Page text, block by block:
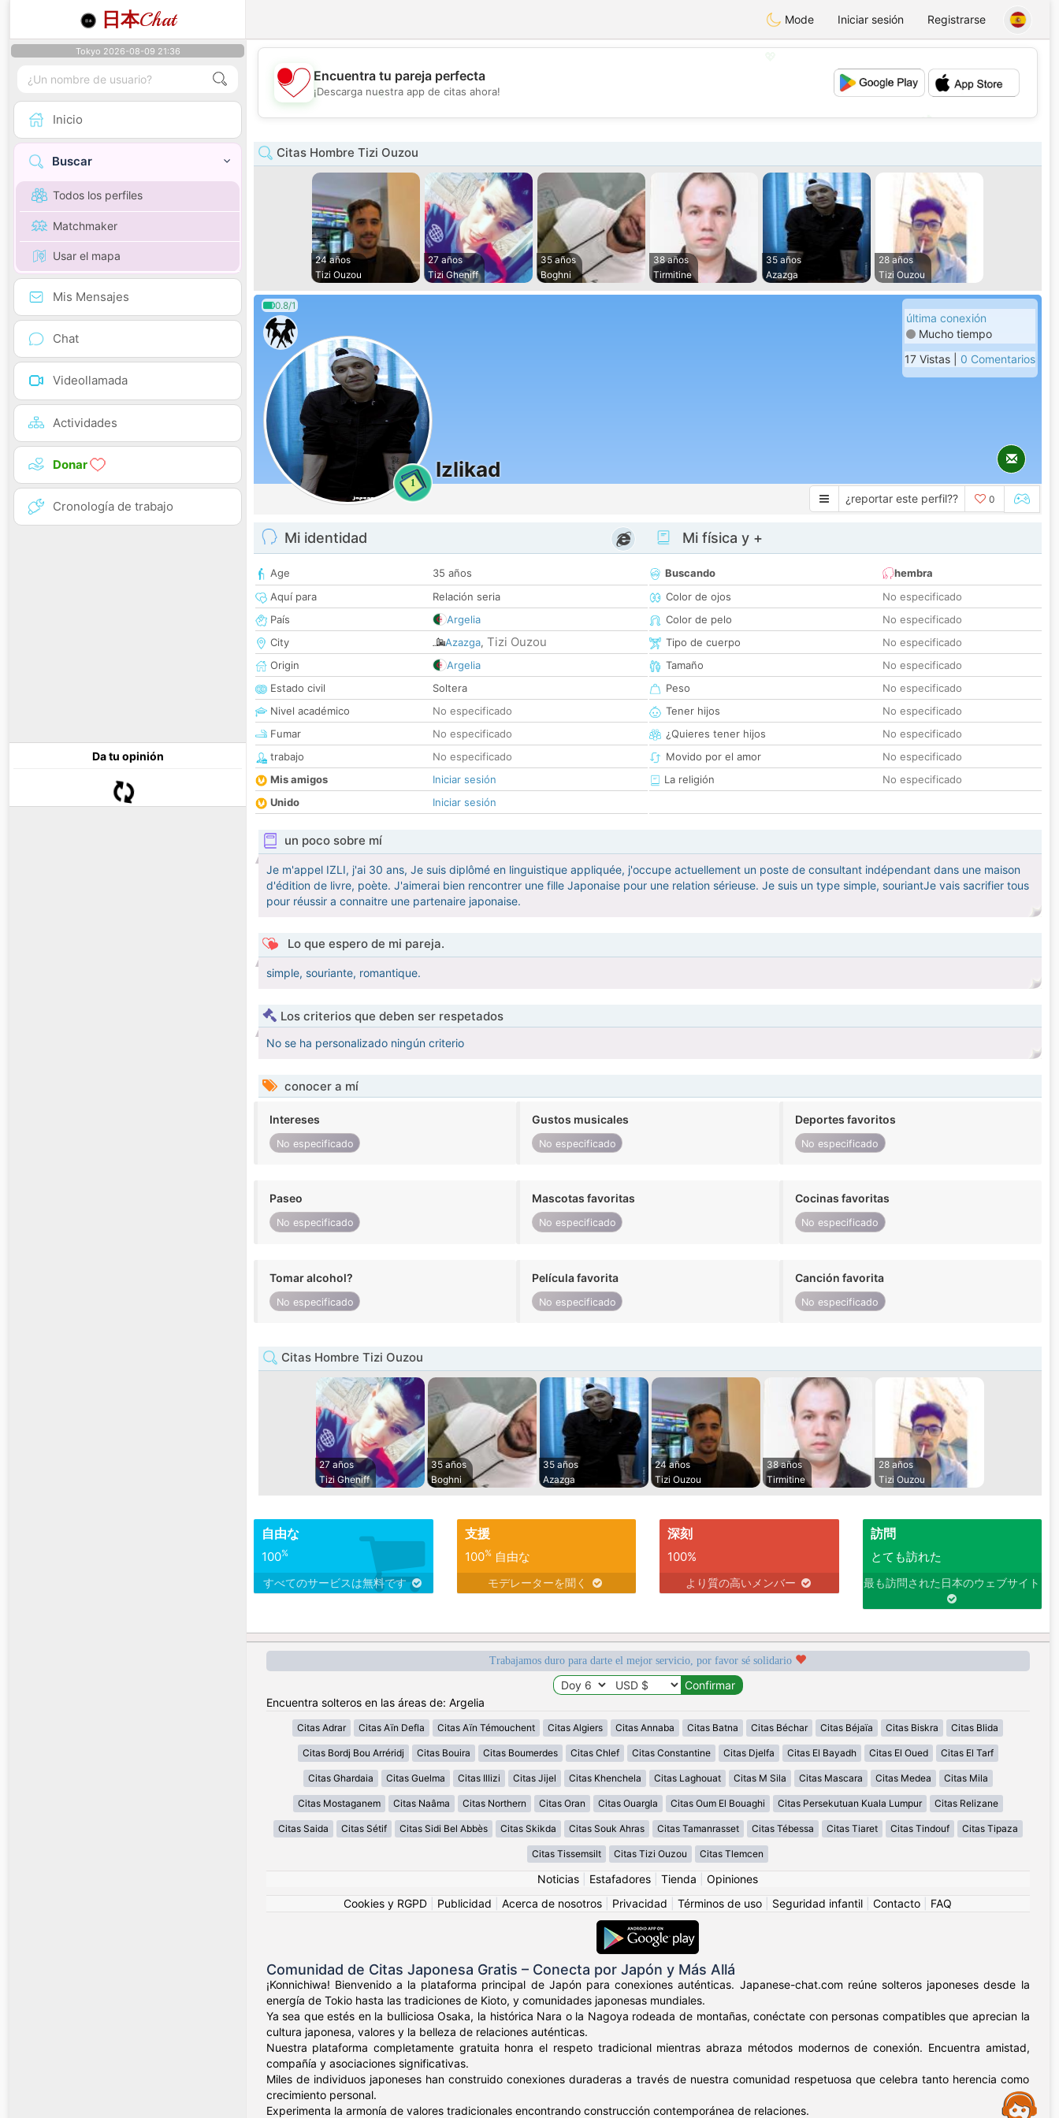
日本Chat Mode Iniciar sesión Registrarse
Tokyo 2026-08-09 21:36
Inicio
Buscar
Todos los perfiles
Matchmaker
Usar el mapa
Mis Mensajes
Chat
Videollamada
Actividades
Donar
Cronología de trabajo
Da tu opinión
💕
Encuentra tu pareja perfecta
¡Descarga nuestra app de citas ahora!
Citas Hombre Tizi Ouzou
24 años
Tizi Ouzou
27 años
Tizi Gheniff
35 años
Boghni
38 años
Tirmitine
35 años
Azazga
28 años
Tizi Ouzou
0.8/1
1
Izlikad
última conexión
Mucho tiempo
17 Vistas | 0 Comentarios
¿reportar este perfil?? 0
Mi identidad
Age
35 años
Aquí para
Relación seria
País
Argelia
City
Azazga, Tizi Ouzou
Origin
Argelia
Estado civil
Soltera
Nivel académico
No especificado
Fumar
No especificado
trabajo
No especificado
Mis amigos
Iniciar sesión
Unido
Iniciar sesión
Mi física y +
Buscando
hembra
Color de ojos
No especificado
Color de pelo
No especificado
Tipo de cuerpo
No especificado
Tamaño
No especificado
Peso
No especificado
Tener hijos
No especificado
¿Quieres tener hijos
No especificado
Movido por el amor
No especificado
La religión
No especificado
un poco sobre mí
Je m'appel IZLI, j'ai 30 ans, Je suis diplômé en linguistique appliquée, j'occupe actuellement un poste de consultant indépendant dans une maison
d'édition de livre, poète. J'aimerai bien rencontrer une fille Japonaise pour une relation sérieuse. Je suis un type simple, souriantJe vais sacrifier tous
pour réussir a connaitre une partenaire japonaise.
Lo que espero de mi pareja.
simple, souriante, romantique.
Los criterios que deben ser respetados
No se ha personalizado ningún criterio
conocer a mí
Intereses
No especificado
Gustos musicales
No especificado
Deportes favoritos
No especificado
Paseo
No especificado
Mascotas favoritas
No especificado
Cocinas favoritas
No especificado
Tomar alcohol?
No especificado
Película favorita
No especificado
Canción favorita
No especificado
Citas Hombre Tizi Ouzou
27 años
Tizi Gheniff
35 años
Boghni
35 años
Azazga
24 años
Tizi Ouzou
38 años
Tirmitine
28 años
Tizi Ouzou
自由な
100%
すべてのサービスは無料です
支援
100%自由な
モデレーターを聞く
深刻
100%
より質の高いメンバー
訪問
とても訪れた
最も訪問された日本のウェブサイト
Trabajamos duro para darte el mejor servicio, por favor sé solidario
Encuentra solteros en las áreas de: Argelia
Citas Adrar Citas Aïn Defla Citas Aïn Témouchent Citas Algiers Citas Annaba Citas Batna Citas Béchar Citas Béjaïa Citas Biskra Citas Blida
Citas Bordj Bou Arréridj Citas Bouira Citas Boumerdes Citas Chlef Citas Constantine Citas Djelfa Citas El Bayadh Citas El Oued Citas El Tarf
Citas Ghardaia Citas Guelma Citas Illizi Citas Jijel Citas Khenchela Citas Laghouat Citas M Sila Citas Mascara Citas Medea Citas Mila
Citas Mostaganem Citas Naâma Citas Northern Citas Oran Citas Ouargla Citas Oum El Bouaghi Citas Persekutuan Kuala Lumpur Citas Relizane
Citas Saida Citas Sétif Citas Sidi Bel Abbès Citas Skikda Citas Souk Ahras Citas Tamanrasset Citas Tébessa Citas Tiaret Citas Tindouf Citas Tipaza
Citas Tissemsilt Citas Tizi Ouzou Citas Tlemcen
Noticias Estafadores Tienda
Opiniones
Cookies y RGPD
Publicidad Acerca de nosotros Privacidad Términos de uso Seguridad infantil Contacto FAQ
Comunidad de Citas Japonesa Gratis – Conecta por Japón y Más Allá
¡Konnichiwa! Bienvenido a la plataforma principal de Japón para conexiones auténticas. Japanese-chat.com reúne solteros japoneses desde la
energía de Tokio hasta las tradiciones de Kioto, y comunidades japonesas mundiales.
Ya sea que estés en la bulliciosa Osaka, la histórica Nara o la Nagoya rodeada de montañas, conéctate con personas compatibles que aprecian la
cultura japonesa, valores y la belleza de relaciones auténticas.
Nuestra plataforma completamente gratuita honra el respeto tradicional mientras abraza métodos modernos de conexión. Encuentra amistad,
compañía y asociaciones significativas.
Miles de individuos japoneses han construido conexiones duraderas a través de nuestra comunidad respetuosa que celebra tanto herencia como
crecimiento personal.
Experimenta la armonía de valores tradicionales encontrando construcción contemporánea de relaciones.